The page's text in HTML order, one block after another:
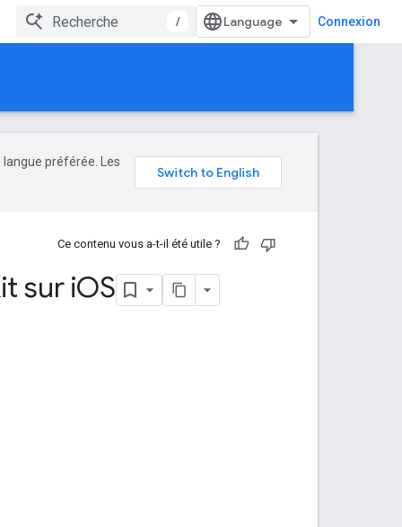
/ Connexion
préférée. Les
Ce contenu vous a-t-il été utile ?
sur iOS